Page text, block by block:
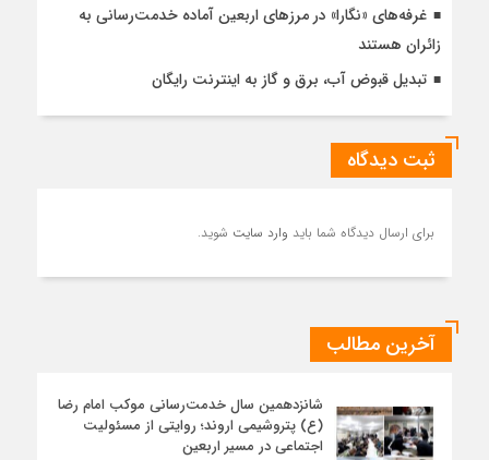
غرفه‌های «نگارا» در مرزهای اربعین آماده خدمت‌رسانی به
زائران هستند
تبدیل قبوض آب، برق و گاز به اینترنت رایگان
ثبت دیدگاه
برای ارسال دیدگاه شما باید وارد سایت شوید.
آخرین مطالب
شانزدهمین سال خدمت‌رسانی موکب امام رضا
(ع) پتروشیمی اروند؛ روایتی از مسئولیت
اجتماعی در مسیر اربعین